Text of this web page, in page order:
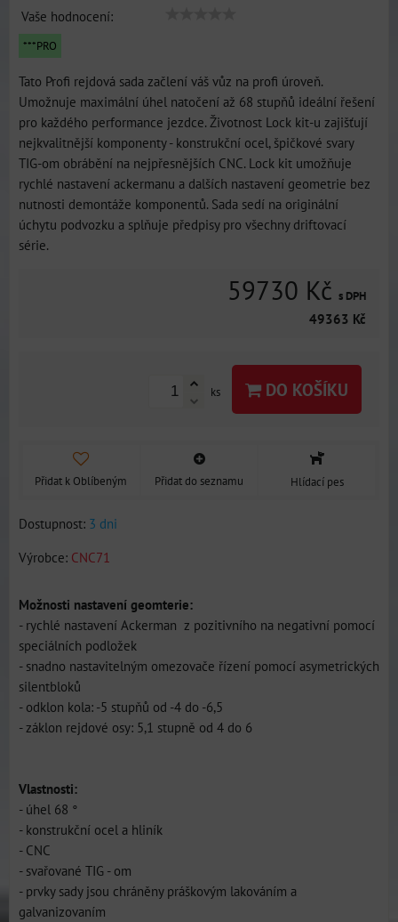
Vaše hodnocení:
***PRO
Tato Profi rejdová sada začlení váš vůz na profi úroveň.
Umožnuje maximální úhel natočení až 68 stupňů ideální řešení
pro každého performance jezdce. Životnost Lock kit-u zajišťují
nejkvalitnější komponenty - konstrukční ocel, špičkové svary
TIG-om obrábění na nejpřesnějších CNC. Lock kit umožňuje
rychlé nastavení ackermanu a dalších nastavení geometrie bez
nutnosti demontáže komponentů. Sada sedí na originální
úchytu podvozku a splňuje předpisy pro všechny driftovací
série.
59730 Kč s DPH
49363 Kč
ks DO KOŠÍKU
Přidat k Oblíbeným Přidat do seznamu Hlídací pes
Dostupnost: 3 dni
Výrobce: CNC71
Možnosti nastavení geomterie:
- rychlé nastavení Ackerman z pozitivního na negativní pomocí
speciálních podložek
- snadno nastavitelným omezovače řízení pomocí asymetrických
silentbloků
- odklon kola: -5 stupňů od -4 do -6,5
- záklon rejdové osy: 5,1 stupně od 4 do 6
Vlastnosti:
- úhel 68 °
- konstrukční ocel a hliník
- CNC
- svařované TIG - om
- prvky sady jsou chráněny práškovým lakováním a
galvanizovaním